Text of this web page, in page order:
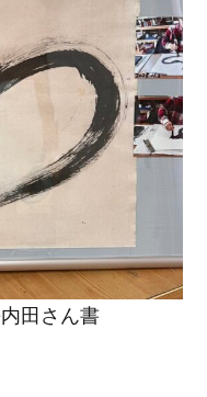
田さん書